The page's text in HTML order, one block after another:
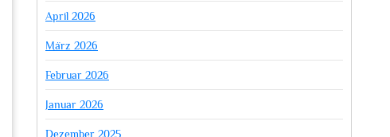
April 2026
März 2026
Februar 2026
Januar 2026
Dezember 2025